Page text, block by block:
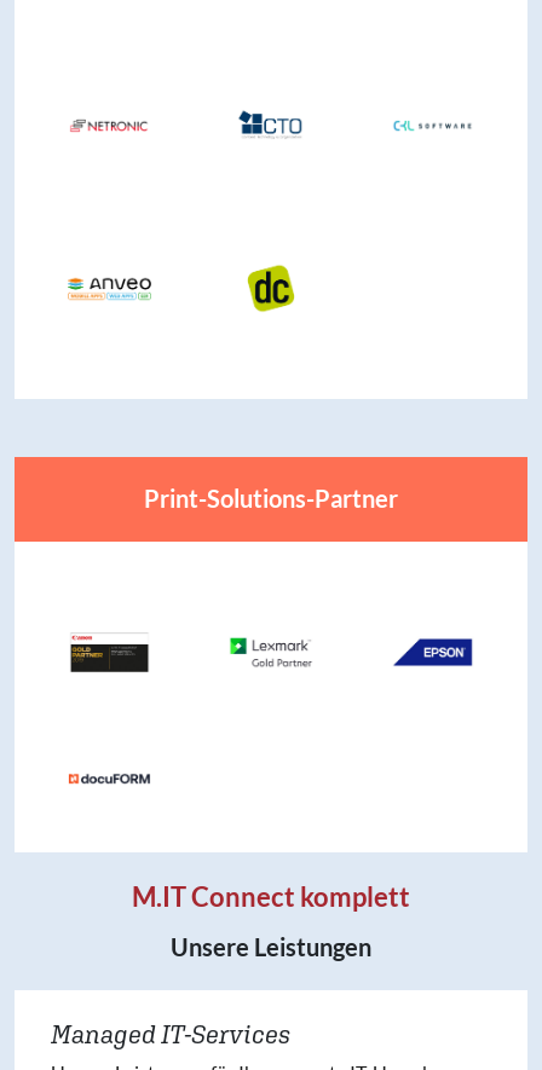
Print-Solutions-Partner
M.IT Connect komplett
Unsere Leistungen
Managed IT-Services